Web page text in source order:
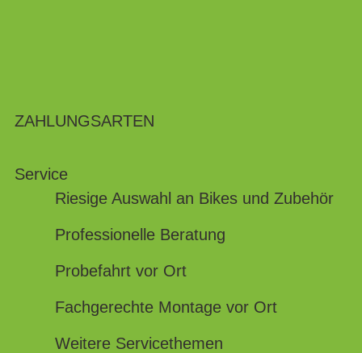
ZAHLUNGSARTEN
Service
Riesige Auswahl an Bikes und Zubehör
Professionelle Beratung
Probefahrt vor Ort
Fachgerechte Montage vor Ort
Weitere Servicethemen